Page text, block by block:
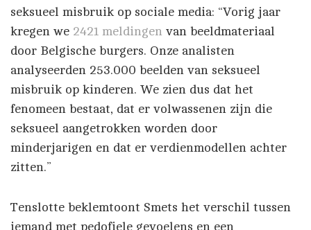
seksueel misbruik op sociale media: “Vorig jaar
kregen we 2421 meldingen van beeldmateriaal
door Belgische burgers. Onze analisten
analyseerden 253.000 beelden van seksueel
misbruik op kinderen. We zien dus dat het
fenomeen bestaat, dat er volwassenen zijn die
seksueel aangetrokken worden door
minderjarigen en dat er verdienmodellen achter
zitten.”
Tenslotte beklemtoont Smets het verschil tussen
iemand met pedofiele gevoelens en een